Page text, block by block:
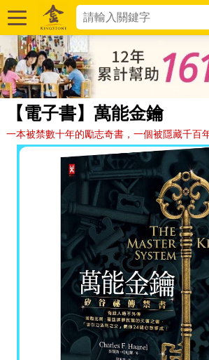
【電子書】萬能金鑰
一本被禁數十年的勵志奇書，一個被隱藏千百